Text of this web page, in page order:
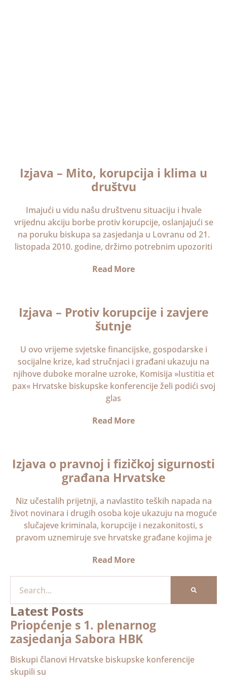
Izjava – Mito, korupcija i klima u
društvu
Imajući u vidu našu društvenu situaciju i hvale
vrijednu akciju borbe protiv korupcije, oslanjajući se
na poruku biskupa sa zasjedanja u Lovranu od 21.
listopada 2010. godine, držimo potrebnim upozoriti
Read More
Izjava – Protiv korupcije i zavjere
šutnje
U ovo vrijeme svjetske financijske, gospodarske i
socijalne krize, kad stručnjaci i građani ukazuju na
njihove duboke moralne uzroke, Komisija »Iustitia et
pax« Hrvatske biskupske konferencije želi podići svoj
glas
Read More
Izjava o pravnoj i fizičkoj sigurnosti
građana Hrvatske
Niz učestalih prijetnji, a navlastito teških napada na
život novinara i drugih osoba koje ukazuju na moguće
slučajeve kriminala, korupcije i nezakonitosti, s
pravom uznemiruje sve hrvatske građane kojima je
Read More
Latest Posts
Priopćenje s 1. plenarnog
zasjedanja Sabora HBK
Biskupi članovi Hrvatske biskupske konferencije
skupili su